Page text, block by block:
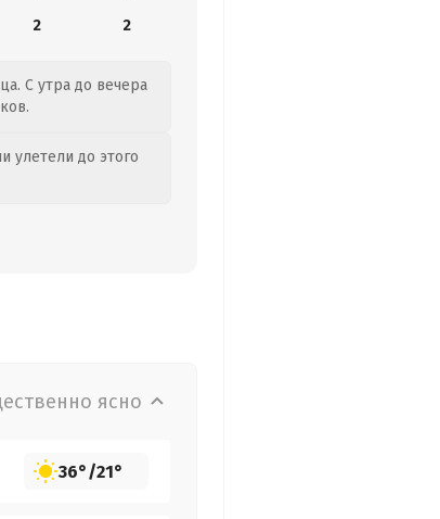
2 2
С утра до вечера
улетели до этого
ясно
36°/21°